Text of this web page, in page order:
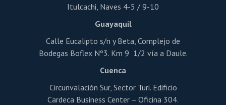
Itulcachi, Naves 4-5 / 9-10
Guayaquil
Calle Eucalipto s/n y Beta, Complejo de
Bodegas Boflex Nº3. Km 9 1/2 vía a Daule.
Cuenca
Circunvalación Sur, Sector Turi. Edificio
Cardeca Business Center – Oficina 304.